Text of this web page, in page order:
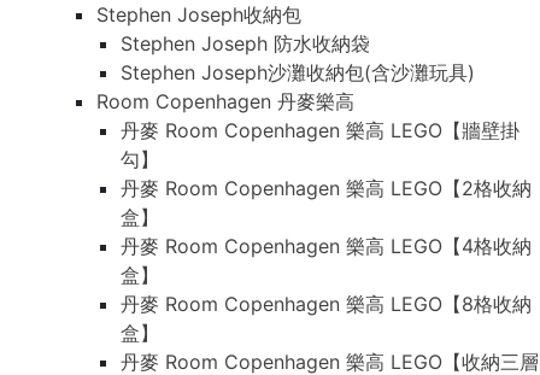
Stephen Joseph收納包
Stephen Joseph 防水收納袋
Stephen Joseph沙灘收納包(含沙灘玩具)
Room Copenhagen 丹麥樂高
丹麥 Room Copenhagen 樂高 LEGO【牆壁掛
勾】
丹麥 Room Copenhagen 樂高 LEGO【2格收納
盒】
丹麥 Room Copenhagen 樂高 LEGO【4格收納
盒】
丹麥 Room Copenhagen 樂高 LEGO【8格收納
盒】
丹麥 Room Copenhagen 樂高 LEGO【收納三層